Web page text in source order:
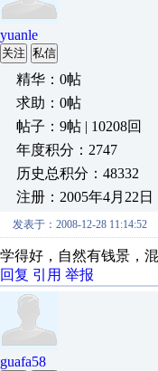
yuanle
关注 私信
精华：0帖
求助：0帖
帖子：9帖 | 10208回
年度积分：2747
历史总积分：48332
注册：2005年4月22日
发表于：2008-12-28 11:14:52
学得好，自然有钱景，
回复 引用 举报
guafa58